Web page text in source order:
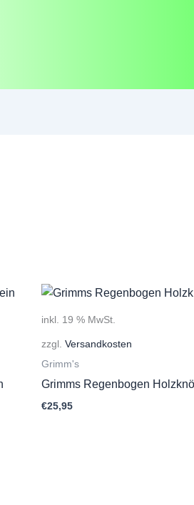
inkl. 19 % MwSt.
zzgl. Versandkosten
Grimm's
Grimms Regenbogen
€25,95